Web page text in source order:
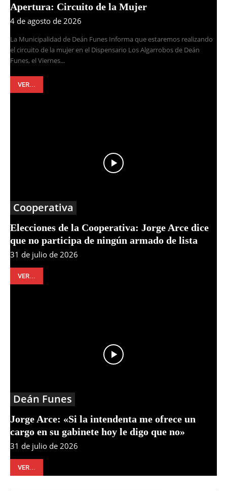
Apertura: Circuito de la Mujer
4 de agosto de 2026
La Municipalidad de Deán Funes Informa que estaremos realizando
el circuito de la mujer en el Dispensario Los Algarrobos de Deán
Funes, el Viernes...
VER...
Cooperativa
Elecciones de la Cooperativa: Jorge Arce dice
que no participa de ningún armado de lista
31 de julio de 2026
VER...
Deán Funes
Jorge Arce: «Si la intendenta me ofrece un
cargo en su gabinete hoy le digo que no»
31 de julio de 2026
VER...